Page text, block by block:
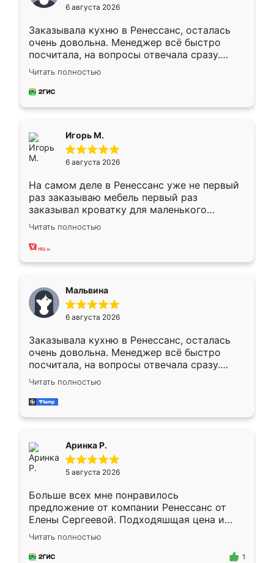
6 августа 2026
Заказывала кухню в Ренессанс, осталась
очень довольна. Менеджер всё быстро
посчитала, на вопросы отвечала сразу.
Замерщик приехал в субботу, подошёл к
делу со всей ответственностью. Собрали
за день, ребята работали аккуратно, даже
Читать полностью
Игорь М.
6 августа 2026
На самом деле в Ренессанс уже не первый
раз заказываю мебель первый раз
заказывал кроватку для маленького
ребёнка при его рождении ,во второй раз
заказал шкаф-купе. По качеству очень
хорошее сборка достаточно быстрая,
меньше, здесь же он более разнообразный.
Мне нравится ,если что-то потребуется из
мебели буду заказывать только здесь.
Читать полностью
Мальвина
6 августа 2026
Заказывала кухню в Ренессанс, осталась
очень довольна. Менеджер всё быстро
посчитала, на вопросы отвечала сразу.
Замерщик приехал в субботу, подошёл к
делу со всей ответственностью. Собрали
за день, ребята работали аккуратно, даже
Читать полностью
Аринка Р.
5 августа 2026
Больше всех мне понравилось
предложение от компании Ренессанс от
Елены Сергеевой. Подходяшщая цена и
короткие сроки изготовления. Приехавший
для замера сотрудник Владислав
предложил по моему эскизу самый
Читать полностью
1